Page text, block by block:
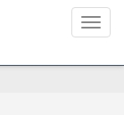
Hiện
menu